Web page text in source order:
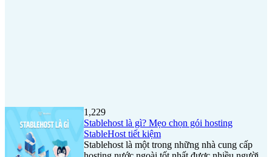
1,229
Stablehost là gì? Mẹo chọn gói hosting
StableHost tiết kiệm
Stablehost là một trong những nhà cung cấp